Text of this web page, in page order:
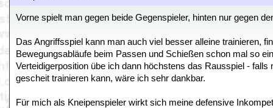
Vorne spielt man gegen beide Gegenspieler, hinten nur gegen
Das Angriffsspiel kann man auch viel besser alleine trainieren,
Bewegungsabläufe beim Passen und Schießen schon mal so
Verteidigerposition übe ich dann höchstens das Rausspiel -
gescheit trainieren kann, wäre ich sehr dankbar.
Für mich als Kneipenspieler wirkt sich meine defensive